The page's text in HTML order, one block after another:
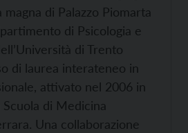
magna di Palazzo Piomarta
di Psicologia e
di Trento
di laurea interateneo in
attivato nel 2006 in
di Medicina
Una collaborazione